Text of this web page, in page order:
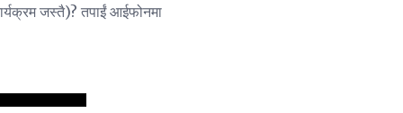
जस्तै)? तपाईं आईफोनमा